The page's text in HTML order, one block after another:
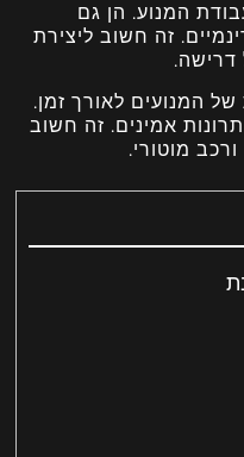
המנוע. הן גם
זה חשוב ליצירת
דרישה.
המנועים לאורך זמן.
אמינים. זה חשוב
מוטורי.